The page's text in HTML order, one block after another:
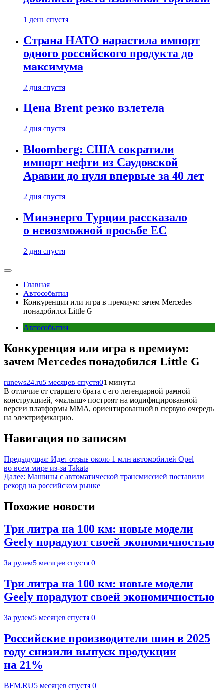
1 день спустя
Страна НАТО нарастила импорт
одного российского продукта до
максимума
2 дня спустя
Цена Brent резко взлетела
2 дня спустя
Bloomberg: США сократили
импорт нефти из Саудовской
Аравии до нуля впервые за 40 лет
2 дня спустя
Минэнерго Турции рассказало
о невозможной просьбе ЕС
2 дня спустя
Главная
Автособытия
Конкуренция или игра в премиум: зачем Mercedes
понадобился Little G
Автособытия
Конкуренция или игра в премиум:
зачем Mercedes понадобился Little G
runews24.ru5 месяцев спустя01 минуты
В отличие от старшего брата с его легендарной рамной
конструкцией, «малыш» построят на модифицированной
версии платформы MMA, ориентированной в первую очередь
на электрификацию.
Навигация по записям
Предыдущая: Идет отзыв около 1 млн автомобилей Opel
во всем мире из-за Takata
Далее: Машины с автоматической трансмиссией поставили
рекорд на российском рынке
Похожие новости
Три литра на 100 км: новые модели
Geely порадуют своей экономичностью
За рулем5 месяцев спустя 0
Три литра на 100 км: новые модели
Geely порадуют своей экономичностью
За рулем5 месяцев спустя 0
Российские производители шин в 2025
году снизили выпуск продукции
на 21%
BFM.RU5 месяцев спустя 0